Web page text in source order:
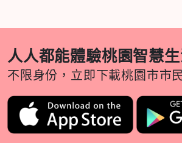
人人都能體驗桃園智慧
不限身份，立即下載桃園市市